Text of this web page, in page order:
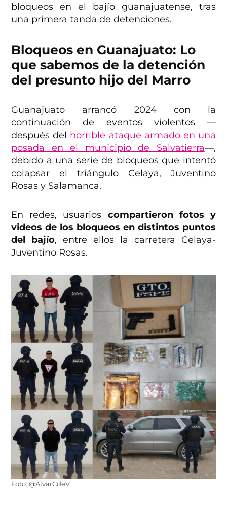
bloqueos en el bajío guanajuatense, tras
una primera tanda de detenciones.
Bloqueos en Guanajuato: Lo
que sabemos de la detención
del presunto hijo del Marro
Guanajuato arrancó 2024 con la
continuación de eventos violentos —
después del horrible ataque armado en una
posada en el municipio de Salvatierra—,
debido a una serie de bloqueos que intentó
colapsar el triángulo Celaya, Juventino
Rosas y Salamanca.
En redes, usuarios compartieron fotos y
videos de los bloqueos en distintos puntos
del bajío, entre ellos la carretera Celaya-
Juventino Rosas.
Foto: @AlvarCdeV